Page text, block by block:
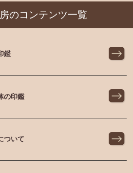
のコンテンツ一覧
鑑
の印鑑
ついて